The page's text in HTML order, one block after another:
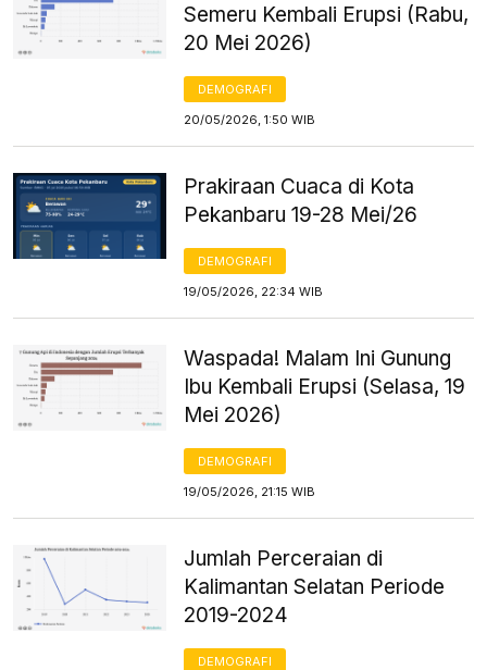
Semeru Kembali Erupsi (Rabu,
20 Mei 2026)
DEMOGRAFI
20/05/2026, 1:50 WIB
Prakiraan Cuaca di Kota
Pekanbaru 19-28 Mei/26
DEMOGRAFI
19/05/2026, 22:34 WIB
Waspada! Malam Ini Gunung
Ibu Kembali Erupsi (Selasa, 19
Mei 2026)
DEMOGRAFI
19/05/2026, 21:15 WIB
Jumlah Perceraian di
Kalimantan Selatan Periode
2019-2024
DEMOGRAFI